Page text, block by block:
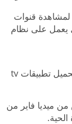
لمشاهدة قنوات
يعمل على نظام
حيث ومن خلال موقعنا نوفر لك سهولة تحميل تطبيقات tv
من ميديا فاير من
الحية.